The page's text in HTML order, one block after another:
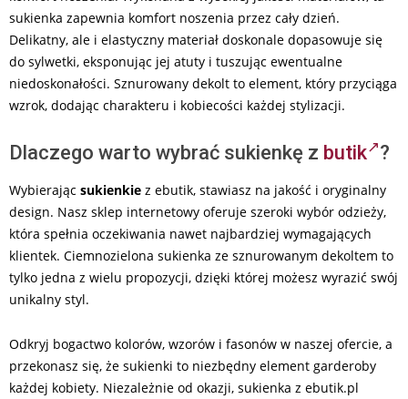
sukienka zapewnia komfort noszenia przez cały dzień.
Delikatny, ale i elastyczny materiał doskonale dopasowuje się
do sylwetki, eksponując jej atuty i tuszując ewentualne
niedoskonałości. Sznurowany dekolt to element, który przyciąga
wzrok, dodając charakteru i kobiecości każdej stylizacji.
Dlaczego warto wybrać sukienkę z butik ?
Wybierając sukienkie z ebutik, stawiasz na jakość i oryginalny
design. Nasz sklep internetowy oferuje szeroki wybór odzieży,
która spełnia oczekiwania nawet najbardziej wymagających
klientek. Ciemnozielona sukienka ze sznurowanym dekoltem to
tylko jedna z wielu propozycji, dzięki której możesz wyrazić swój
unikalny styl.
Odkryj bogactwo kolorów, wzorów i fasonów w naszej ofercie, a
przekonasz się, że sukienki to niezbędny element garderoby
każdej kobiety. Niezależnie od okazji, sukienka z ebutik.pl